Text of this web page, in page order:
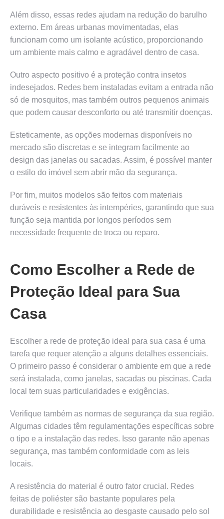
Além disso, essas redes ajudam na redução do barulho
externo. Em áreas urbanas movimentadas, elas
funcionam como um isolante acústico, proporcionando
um ambiente mais calmo e agradável dentro de casa.
Outro aspecto positivo é a proteção contra insetos
indesejados. Redes bem instaladas evitam a entrada não
só de mosquitos, mas também outros pequenos animais
que podem causar desconforto ou até transmitir doenças.
Esteticamente, as opções modernas disponíveis no
mercado são discretas e se integram facilmente ao
design das janelas ou sacadas. Assim, é possível manter
o estilo do imóvel sem abrir mão da segurança.
Por fim, muitos modelos são feitos com materiais
duráveis e resistentes às intempéries, garantindo que sua
função seja mantida por longos períodos sem
necessidade frequente de troca ou reparo.
Como Escolher a Rede de
Proteção Ideal para Sua
Casa
Escolher a rede de proteção ideal para sua casa é uma
tarefa que requer atenção a alguns detalhes essenciais.
O primeiro passo é considerar o ambiente em que a rede
será instalada, como janelas, sacadas ou piscinas. Cada
local tem suas particularidades e exigências.
Verifique também as normas de segurança da sua região.
Algumas cidades têm regulamentações específicas sobre
o tipo e a instalação das redes. Isso garante não apenas
segurança, mas também conformidade com as leis
locais.
A resistência do material é outro fator crucial. Redes
feitas de poliéster são bastante populares pela
durabilidade e resistência ao desgaste causado pelo sol